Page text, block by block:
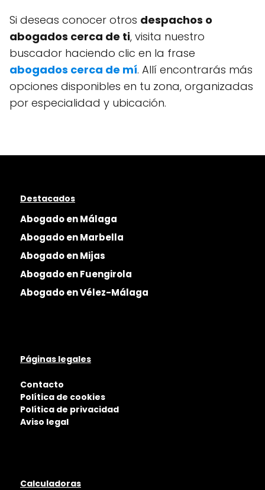
Si deseas conocer otros despachos o
abogados cerca de ti, visita nuestro
buscador haciendo clic en la frase
abogados cerca de mí. Allí encontrarás más
opciones disponibles en tu zona, organizadas
por especialidad y ubicación.
Destacados
Abogado en Málaga
Abogado en Marbella
Abogado en Mijas
Abogado en Fuengirola
Abogado en Vélez-Málaga
Páginas legales
Contacto
Política de cookies
Política de privacidad
Aviso legal
Calculadoras